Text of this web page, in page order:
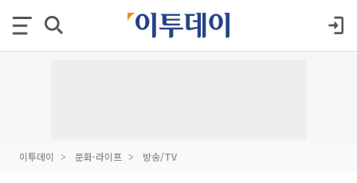
이투데이 문화·라이프 방송/TV